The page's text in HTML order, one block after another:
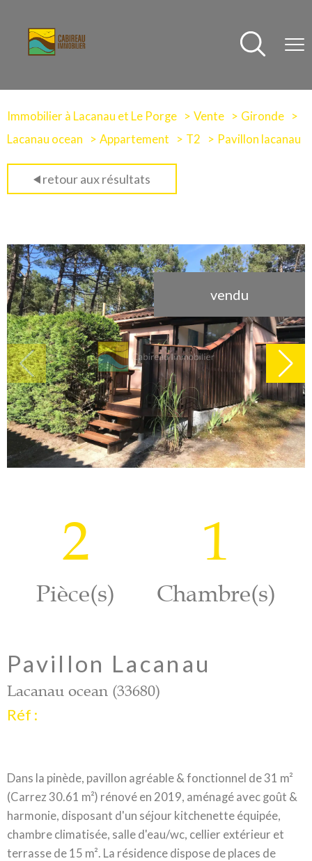
Immobilier à Lacanau et Le Porge Vente
Gironde
Lacanau ocean
Appartement T2 Pavillon lacanau
retour aux résultats
vendu
2
Pièce(s)
1
Chambre(s)
Pavillon Lacanau
Lacanau ocean (33680)
Réf :
Dans la pinède, pavillon agréable & fonctionnel de 31 m²
(Carrez 30.61 m²) rénové en 2019, aménagé avec goût &
harmonie, disposant d'un séjour kitchenette équipée,
chambre climatisée, salle d'eau/wc, cellier extérieur et
terrasse de 15 m². La résidence dispose de places de